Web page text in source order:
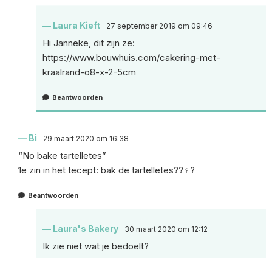
Laura Kieft 27 september 2019 om 09:46
Hi Janneke, dit zijn ze:
https://www.bouwhuis.com/cakering-met-
kraalrand-o8-x-2-5cm
Beantwoorden
Bi 29 maart 2020 om 16:38
“No bake tartelletes”
1e zin in het tecept: bak de tartelletes??‍♀️?
Beantwoorden
Laura's Bakery 30 maart 2020 om 12:12
Ik zie niet wat je bedoelt?